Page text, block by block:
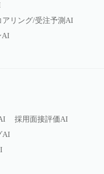
アリング/受注予測AI
AI
採用面接評価AI
AI